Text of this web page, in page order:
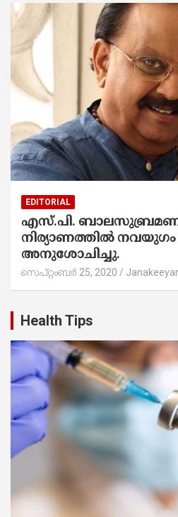
EDITORIAL
എസ്.പി.
നിര്യാണത്തിൽ നവയുഗം
അനുശോചിച്ചു.
സെപ്റ്റംബർ 25, 2020
Health Tips